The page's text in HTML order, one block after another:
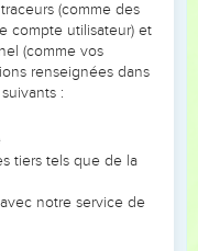
Ils les prirent
s'obstinent à
les extermine sans
les Anakim des
de toutes les régions
les voua à la
(comme des
compte utilisateur) et
(comme vos
renseignées dans
:
tiers tels que de la
notre service de